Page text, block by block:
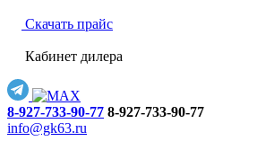
Скачать прайс
Кабинет дилера
8-927-733-90-77 8-927-733-90-77
info@gk63.ru